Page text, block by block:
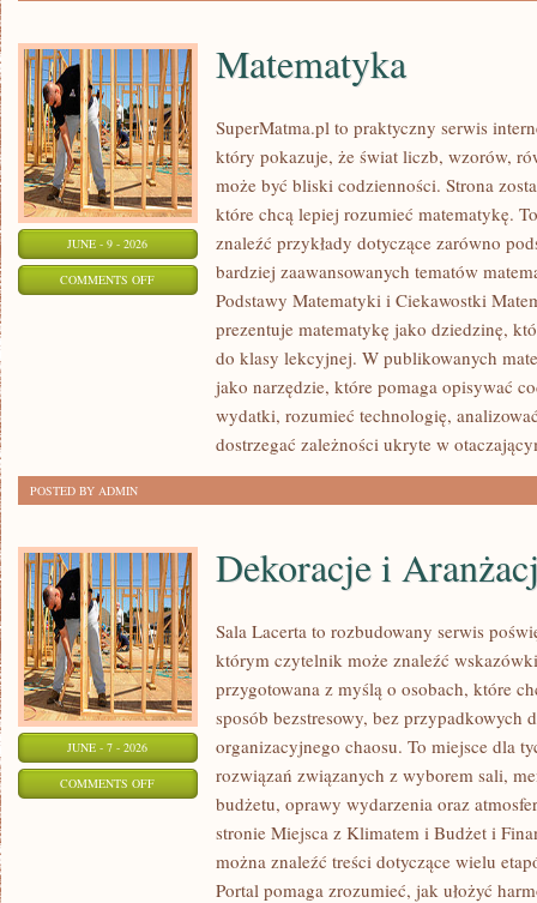
JUNE - 9 - 2026
COMMENTS OFFON
MATEMATYKA
Matematyka
SuperMatma.pl to praktyczny serwis
który pokazuje, że świat liczb, wzorów,
może być bliski codzienności. Strona
które chcą lepiej rozumieć matematykę.
znaleźć przykłady dotyczące zarówno
bardziej zaawansowanych tematów
Podstawy Matematyki i Ciekawostki
prezentuje matematykę jako dziedzinę,
do klasy lekcyjnej. W publikowanych
jako narzędzie, które pomaga opisywać
wydatki, rozumieć technologię,
dostrzegać zależności ukryte w
POSTED BY ADMIN
JUNE - 7 - 2026
COMMENTS OFFON
DEKORACJE
ARANŻACJE
Dekoracje i
Sala Lacerta to rozbudowany serwis
którym czytelnik może znaleźć
przygotowana z myślą o osobach, które
sposób bezstresowy, bez przypadkowych
organizacyjnego chaosu. To miejsce dla
rozwiązań związanych z wyborem sali,
budżetu, oprawy wydarzenia oraz
stronie Miejsca z Klimatem i Budżet i
można znaleźć treści dotyczące wielu
Portal pomaga zrozumieć, jak ułożyć